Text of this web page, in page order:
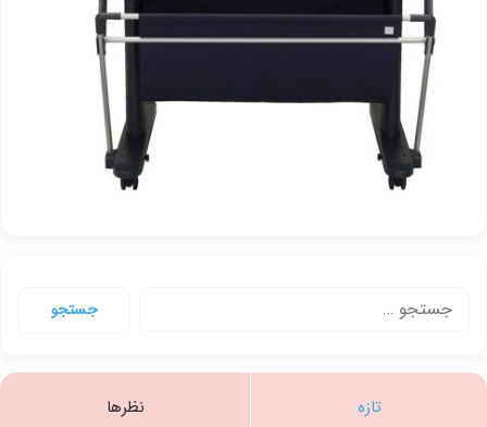
تازه نظرها